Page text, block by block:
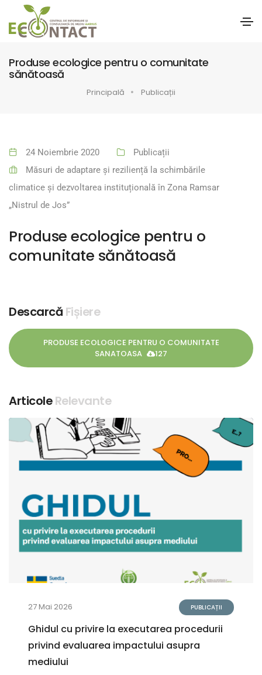
Produse ecologice pentru o comunitate
sănătoasă
Principală Publicații
24 Noiembrie 2020
Publicații
Măsuri de adaptare și reziliență la schimbările
climatice și dezvoltarea instituțională în Zona Ramsar
„Nistrul de Jos”
Produse ecologice pentru o
comunitate sănătoasă
Descarcă Fișiere
PRODUSE ECOLOGICE PENTRU O COMUNITATE
SANATOASA
127
ArticoleRelevante
27 Mai 2026 PUBLICAȚII
Ghidul cu privire la executarea procedurii
privind evaluarea impactului asupra
mediului